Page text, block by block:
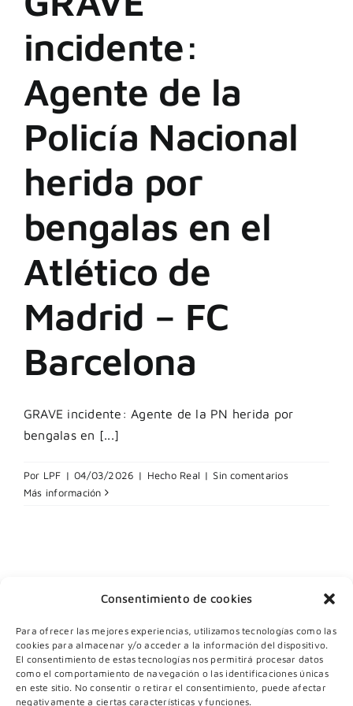
Consentimiento de cookies
Para ofrecer las mejores experiencias, utilizamos tecnologías como las
cookies para almacenar y/o acceder a la información del dispositivo.
El consentimiento de estas tecnologías nos permitirá procesar datos
como el comportamiento de navegación o las identificaciones únicas
en este sitio. No consentir o retirar el consentimiento, puede afectar
negativamente a ciertas características y funciones.
incidente:
Agente de la
Policía Nacional
herida por
bengalas en el
Atlético de
Madrid – FC
Barcelona
GRAVE incidente: Agente de la PN herida por
bengalas en [...]
Por LPF | 04/03/2026 | Hecho Real | Sin comentarios
Más información